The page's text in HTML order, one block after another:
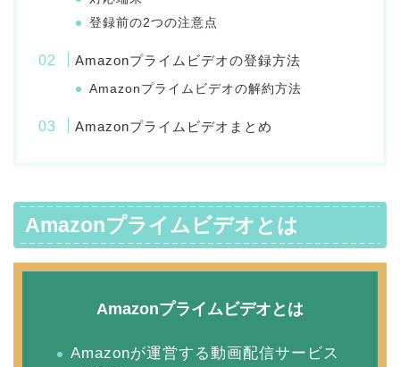
登録前の2つの注意点
Amazonプライムビデオの登録方法
Amazonプライムビデオの解約方法
Amazonプライムビデオまとめ
Amazonプライムビデオとは
Amazonプライムビデオとは
Amazonが運営する動画配信サービス